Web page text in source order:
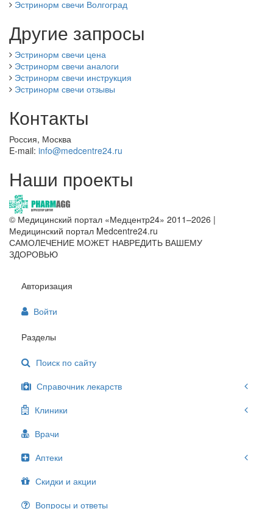
Эстринорм свечи Волгоград
Другие запросы
Эстринорм свечи цена
Эстринорм свечи аналоги
Эстринорм свечи инструкция
Эстринорм свечи отзывы
Контакты
Россия, Москва
E-mail: info@medcentre24.ru
Наши проекты
© Медицинский портал «Медцентр24» 2011–2026 |
Медицинский портал Medcentre24.ru
САМОЛЕЧЕНИЕ МОЖЕТ НАВРЕДИТЬ ВАШЕМУ
ЗДОРОВЬЮ
Авторизация
Войти
Разделы
Поиск по сайту
Справочник лекарств
Клиники
Врачи
Аптеки
Скидки и акции
Вопросы и ответы